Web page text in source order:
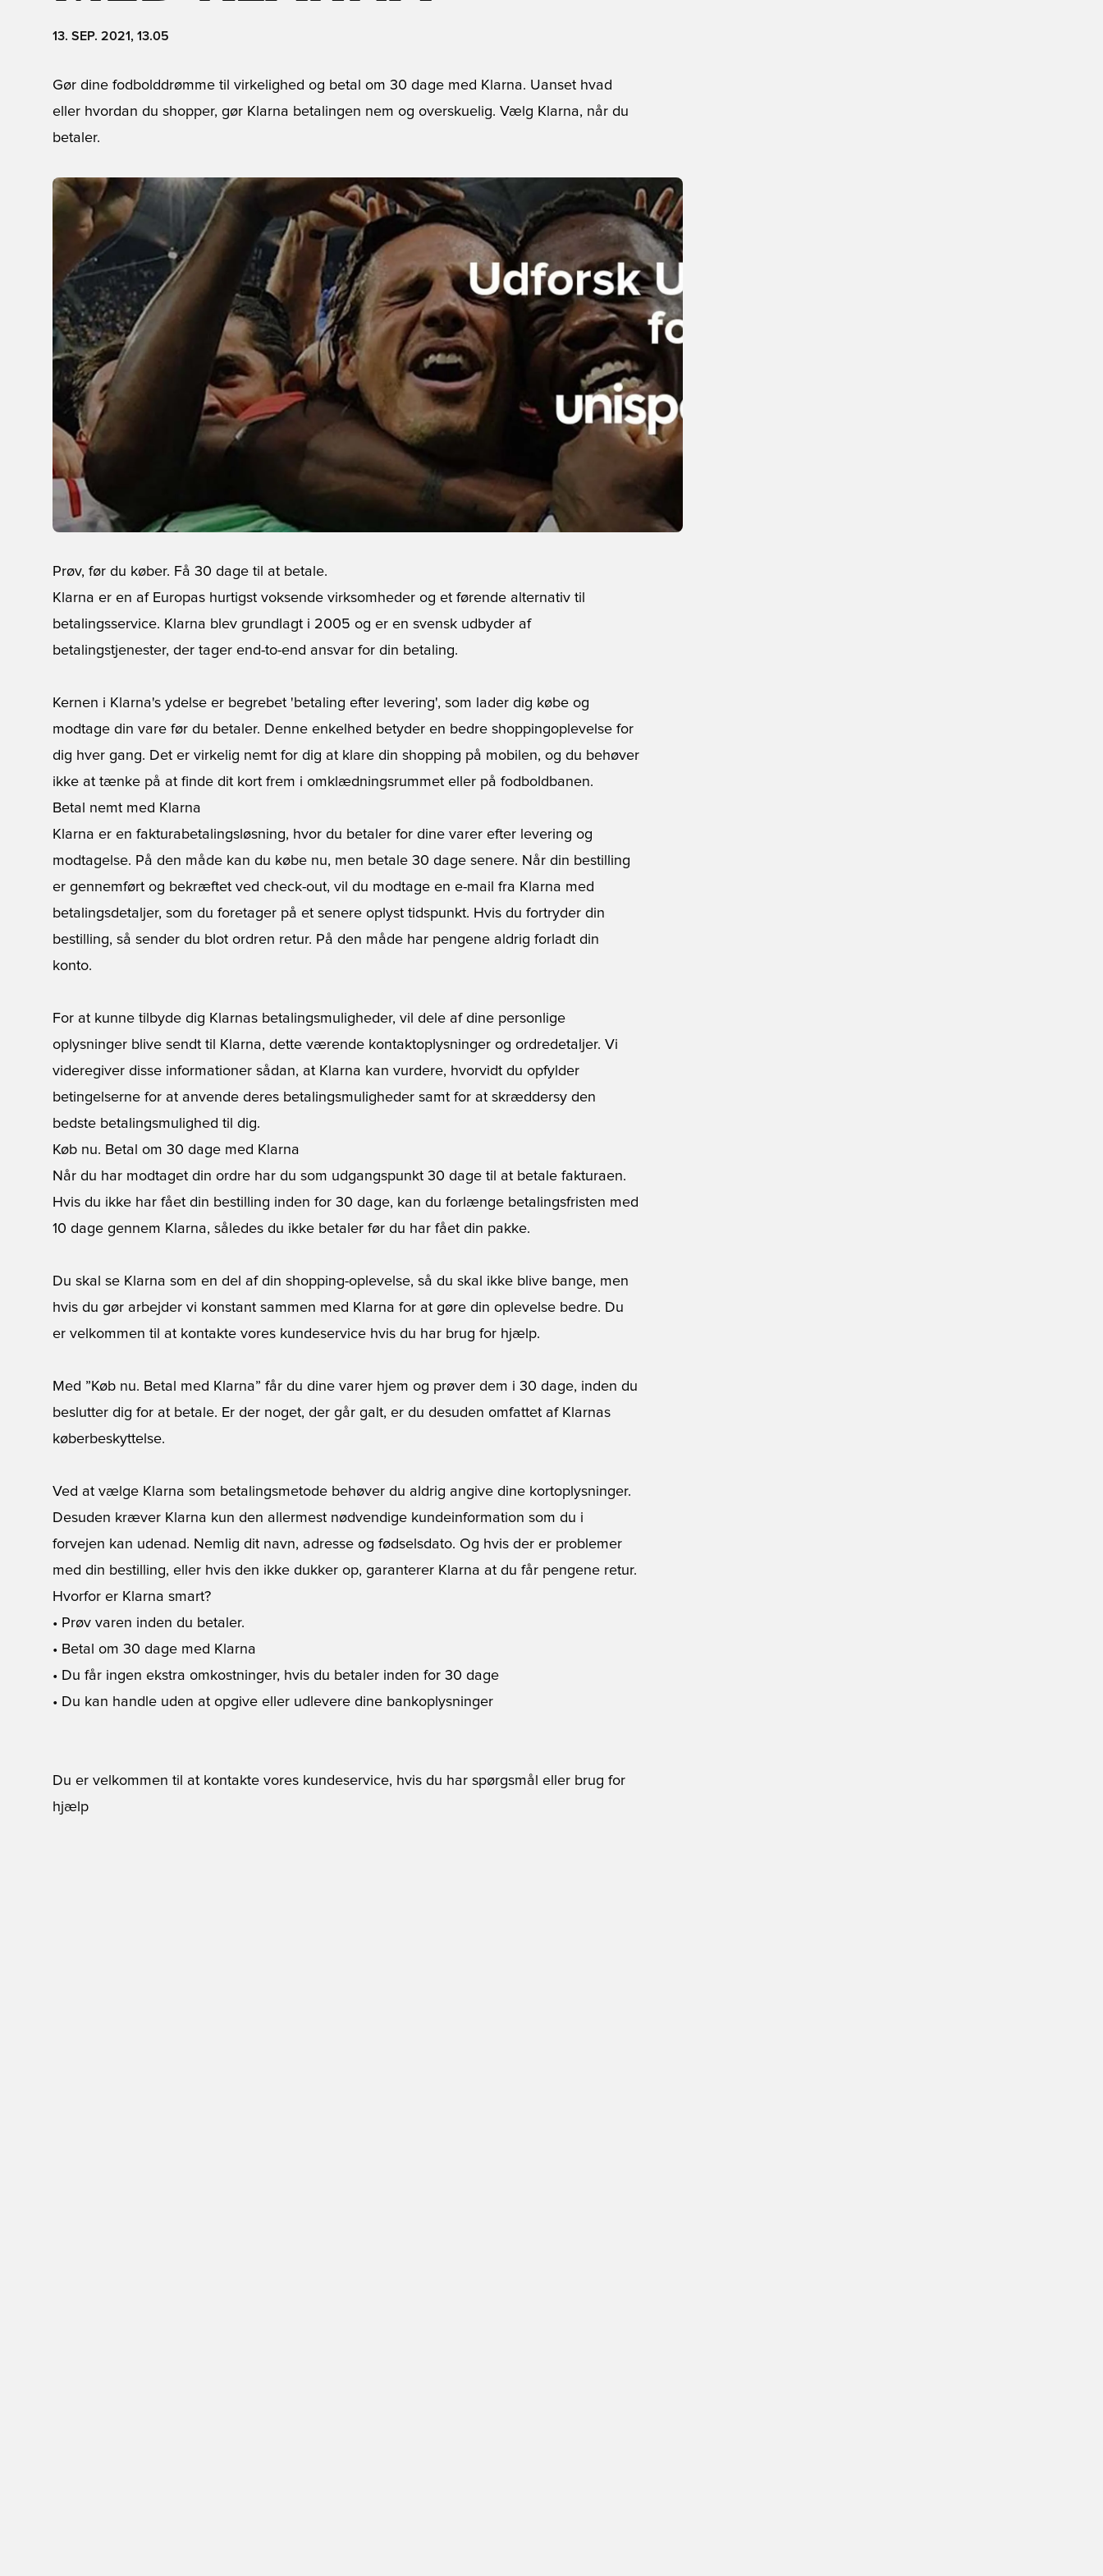
13. SEP. 2021, 13.05
Gør dine fodbolddrømme til virkelighed og betal om 30 dage med Klarna. Uanset hvad
eller hvordan du shopper, gør Klarna betalingen nem og overskuelig. Vælg Klarna, når du
betaler.
Prøv, før du køber. Få 30 dage til at betale.
Klarna er en af Europas hurtigst voksende virksomheder og et førende alternativ til
betalingsservice. Klarna blev grundlagt i 2005 og er en svensk udbyder af
betalingstjenester, der tager end-to-end ansvar for din betaling.
Kernen i Klarna's ydelse er begrebet 'betaling efter levering', som lader dig købe og
modtage din vare før du betaler. Denne enkelhed betyder en bedre shoppingoplevelse for
dig hver gang. Det er virkelig nemt for dig at klare din shopping på mobilen, og du behøver
ikke at tænke på at finde dit kort frem i omklædningsrummet eller på fodboldbanen.
Betal nemt med Klarna
Klarna er en fakturabetalingsløsning, hvor du betaler for dine varer efter levering og
modtagelse. På den måde kan du købe nu, men betale 30 dage senere. Når din bestilling
er gennemført og bekræftet ved check-out, vil du modtage en e-mail fra Klarna med
betalingsdetaljer, som du foretager på et senere oplyst tidspunkt. Hvis du fortryder din
bestilling, så sender du blot ordren retur. På den måde har pengene aldrig forladt din
konto.
For at kunne tilbyde dig Klarnas betalingsmuligheder, vil dele af dine personlige
oplysninger blive sendt til Klarna, dette værende kontaktoplysninger og ordredetaljer. Vi
videregiver disse informationer sådan, at Klarna kan vurdere, hvorvidt du opfylder
betingelserne for at anvende deres betalingsmuligheder samt for at skræddersy den
bedste betalingsmulighed til dig.
Køb nu. Betal om 30 dage med Klarna
Når du har modtaget din ordre har du som udgangspunkt 30 dage til at betale fakturaen.
Hvis du ikke har fået din bestilling inden for 30 dage, kan du forlænge betalingsfristen med
10 dage gennem Klarna, således du ikke betaler før du har fået din pakke.
Du skal se Klarna som en del af din shopping-oplevelse, så du skal ikke blive bange, men
hvis du gør arbejder vi konstant sammen med Klarna for at gøre din oplevelse bedre. Du
er velkommen til at kontakte vores kundeservice hvis du har brug for hjælp.
Med ”Køb nu. Betal med Klarna” får du dine varer hjem og prøver dem i 30 dage, inden du
beslutter dig for at betale. Er der noget, der går galt, er du desuden omfattet af Klarnas
køberbeskyttelse.
Ved at vælge Klarna som betalingsmetode behøver du aldrig angive dine kortoplysninger.
Desuden kræver Klarna kun den allermest nødvendige kundeinformation som du i
forvejen kan udenad. Nemlig dit navn, adresse og fødselsdato. Og hvis der er problemer
med din bestilling, eller hvis den ikke dukker op, garanterer Klarna at du får pengene retur.
Hvorfor er Klarna smart?
• Prøv varen inden du betaler.
• Betal om 30 dage med Klarna
• Du får ingen ekstra omkostninger, hvis du betaler inden for 30 dage
• Du kan handle uden at opgive eller udlevere dine bankoplysninger
Du er velkommen til at kontakte vores kundeservice, hvis du har spørgsmål eller brug for
hjælp